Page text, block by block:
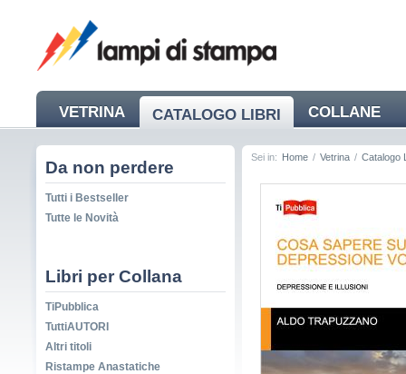
VETRINA CATALOGO LIBRI COLLANE
NEWS
Da non perdere
Tutti i Bestseller
Tutte le Novità
Libri per Collana
TiPubblica
TuttiAUTORI
Altri titoli
Ristampe Anastatiche
Sei in: Home / Vetrina / Catalogo